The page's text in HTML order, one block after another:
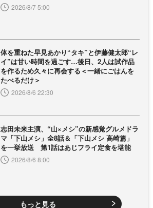
2026/8/7 5:00
体を重ねた早見あかり“タキ”と伊藤健太郎“レ
イ”は甘い時間を過ごす…後日、2人は試作品
を作るため久々に再会する＜一緒にごはんを
たべるだけ＞
2026/8/6 22:30
志田未来主演、“山×メシ”の新感覚グルメドラ
マ「下山メシ」全8話＆「下山メシ 高崎篇」
を一挙放送 第1話はあじフライ定食を堪能
2026/8/6 8:00
もっと見る